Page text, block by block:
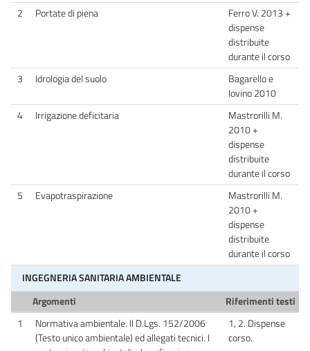
2
Portate di piena
Ferro V. 2013 +
dispense
distribuite
durante il corso
3
Idrologia del suolo
Bagarello e
Iovino 2010
4
Irrigazione deficitaria
Mastrorilli M.
2010 +
dispense
distribuite
durante il corso
5
Evapotraspirazione
Mastrorilli M.
2010 +
dispense
distribuite
durante il corso
INGEGNERIA SANITARIA AMBIENTALE
Argomenti
Riferimenti testi
1
Normativa ambientale. Il D.Lgs. 152/2006
(Testo unico ambientale) ed allegati tecnici. I
1, 2. Dispense
corso.